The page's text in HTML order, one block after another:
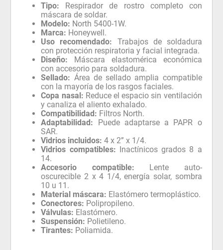
Tipo: Respirador de rostro completo con
máscara de soldar.
Modelo: North 5400-1W.
Marca: Honeywell.
Uso recomendado: Trabajos de soldadura
con protección respiratoria y facial integrada.
Diseño: Máscara elastomérica económica
con accesorio para soldadura.
Sellado: Área de sellado amplia compatible
con la mayoría de los rasgos faciales.
Copa nasal: Reduce el espacio sin ventilación
y canaliza el aliento exhalado.
Compatibilidad: Filtros North.
Adaptabilidad: Puede adaptarse a PAPR o
SAR.
Vidrios incluidos: 4 x 2” x 1/4.
Vidrios compatibles: Inactínicos grados 8 a
14.
Accesorio compatible: Lente auto-
oscurecible 2 x 4 1/4, energía solar, sombra
10 u 11.
Material máscara: Elastómero termoplástico.
Conectores: Polipropileno.
Válvulas: Elastómero.
Suspensión: Polietileno.
Tirantes: Poliamida.